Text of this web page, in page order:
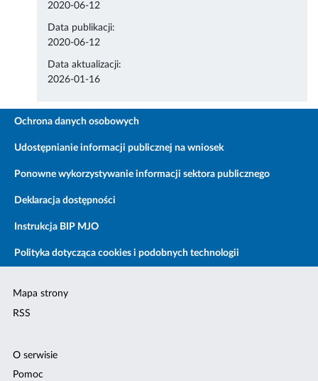
2020-06-12
Data publikacji:
2020-06-12
Data aktualizacji:
2026-01-16
Ochrona danych osobowych
Udostępnianie informacji publicznej na wniosek
Ponowne wykorzystywanie informacji sektora publicznego
Deklaracja dostępności
Instrukcja BIP MJO
Polityka dotycząca cookies i podobnych technologii
Mapa strony
RSS
O serwisie
Pomoc